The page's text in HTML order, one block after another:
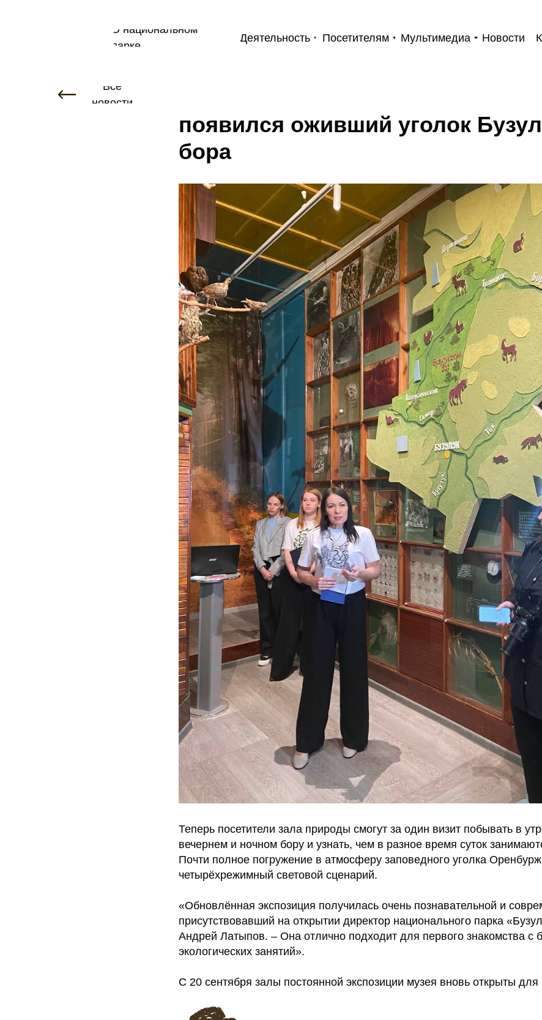
Мультимедиа Новости
О национальном
парке
Деятельность Посетителям
Все
новости
появился оживший уголок
бора
Теперь посетители зала природы смогут за один визит побывать в
вечернем и ночном бору и узнать, чем в разное время суток
Почти полное погружение в атмосферу заповедного уголка
четырёхрежимный световой сценарий.
«Обновлённая экспозиция получилась очень познавательной и
присутствовавший на открытии директор национального парка
Андрей Латыпов. – Она отлично подходит для первого знакомства с
экологических занятий».
С 20 сентября залы постоянной экспозиции музея вновь открыты для